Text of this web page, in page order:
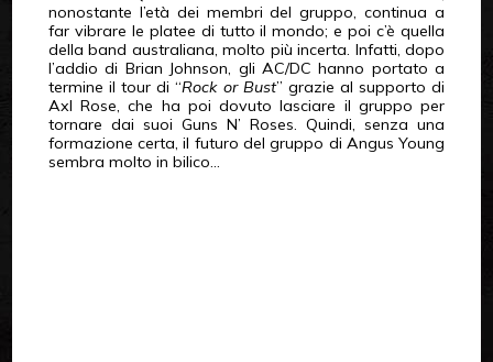
nonostante l’età dei membri del gruppo, continua a
far vibrare le platee di tutto il mondo; e poi c’è quella
della band australiana, molto più incerta. Infatti, dopo
l’addio di Brian Johnson, gli AC/DC hanno portato a
termine il tour di “Rock or Bust” grazie al supporto di
Axl Rose, che ha poi dovuto lasciare il gruppo per
tornare dai suoi Guns N’ Roses. Quindi, senza una
formazione certa, il futuro del gruppo di Angus Young
sembra molto in bilico…